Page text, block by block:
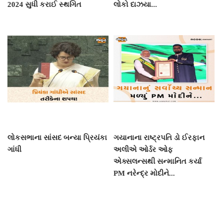
2024 સુધી કરાઈ સ્થગિત
લોકો દાઝયા...
લોકસભાના સાંસદ બન્યા પ્રિયંકા
ગાંધી
ગયાનાના રાષ્ટ્રપતિ ડો ઈરફાન
અલીએ ઓર્ડર ઓફ
એક્સલન્સથી સન્માનિત કર્યા
PM નરેન્દ્ર મોદીને...